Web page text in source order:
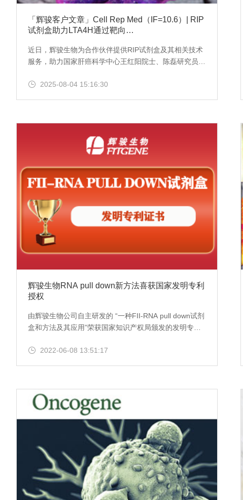
「辉骏客户文章」Cell Rep Med（IF=10.6）| RIP
试剂盒助力LTA4H通过靶向
近日，辉骏生物为合作伙伴提供RIP试剂盒及其相关技术
服务，助力国家肝癌科学中心王红阳院士、陈磊研究员等
为LTA4H通过靶向HNRNPA1/LTBP1/TGF-β轴抑制肝癌
2025-08-04 15:16:30
辉骏生物RNA pull down新方法喜获国家发明专利
授权
由辉骏生物公司自主研发的 “一种FII-RNA pull down试剂
盒和方法及其应用”荣获国家知识产权局颁发的发明专利
RNA pull down方法，适用于在体外或体内捕获各种类型
2022-06-08 13:51:17